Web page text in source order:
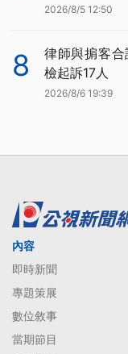
2026/8/5 12:50
8
律師與掮客合
檢起訴17人
2026/8/6 19:39
內容
即時新聞
專題策展
數位敘事
當期節目